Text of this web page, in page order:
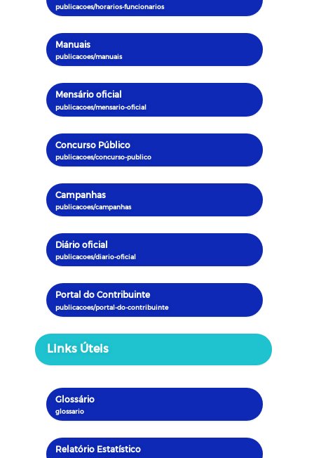
Manuais
Mensário oficial
Concurso Público
Campanhas
Diário oficial
Portal do Contribuinte
Links Úteis
Glossário
Relatório Estatístico